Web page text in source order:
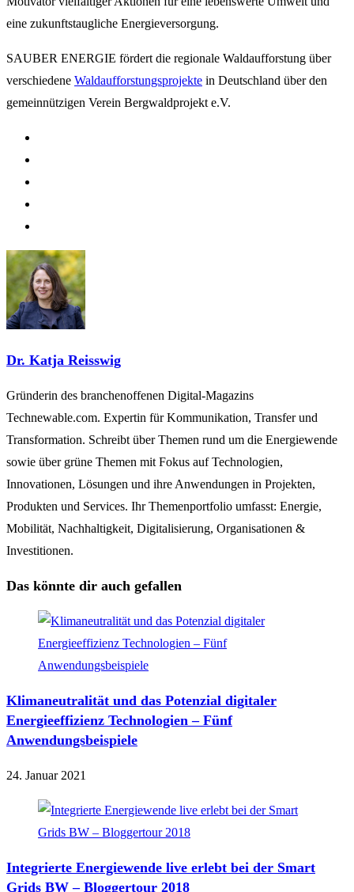
eine zukunftstaugliche Energieversorgung.
SAUBER ENERGIE fördert die regionale Waldaufforstung über
verschiedene Waldaufforstungsprojekte in Deutschland über den
gemeinnützigen Verein Bergwaldprojekt e.V.
Dr. Katja Reisswig
Gründerin des branchenoffenen Digital-Magazins
Technewable.com. Expertin für Kommunikation, Transfer und
Transformation. Schreibt über Themen rund um die Energiewende
sowie über grüne Themen mit Fokus auf Technologien,
Innovationen, Lösungen und ihre Anwendungen in Projekten,
Produkten und Services. Ihr Themenportfolio umfasst: Energie,
Mobilität, Nachhaltigkeit, Digitalisierung, Organisationen &
Investitionen.
Das könnte dir auch gefallen
Klimaneutralität und das Potenzial digitaler
Energieeffizienz Technologien – Fünf
Anwendungsbeispiele
24. Januar 2021
Integrierte Energiewende live erlebt bei der Smart
Grids BW – Bloggertour 2018